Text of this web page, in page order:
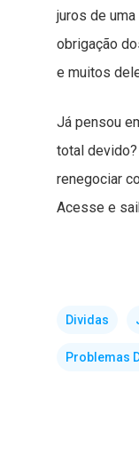
juros de
obrigação
e muitos
Já pensou
total devido?
renegociar
Acesse e
Dividas
Problemas